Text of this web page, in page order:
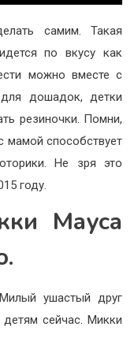
самим. Такая
по вкусу как
можно вместе с
дошадок, детки
резиночки. Помни,
мамой способствует
Не зря это
году.
Мауса
ушастый друг
сейчас. Микки